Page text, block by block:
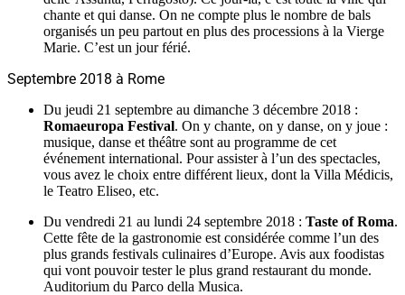
chante et qui danse. On ne compte plus le nombre de bals
organisés un peu partout en plus des processions à la Vierge
Marie. C’est un jour férié.
Septembre 2018 à Rome
Du jeudi 21 septembre au dimanche 3 décembre 2018 :
Romaeuropa Festival. On y chante, on y danse, on y joue :
musique, danse et théâtre sont au programme de cet
événement international. Pour assister à l’un des spectacles,
vous avez le choix entre différent lieux, dont la Villa Médicis,
le Teatro Eliseo, etc.
Du vendredi 21 au lundi 24 septembre 2018 : Taste of Roma.
Cette fête de la gastronomie est considérée comme l’un des
plus grands festivals culinaires d’Europe. Avis aux foodistas
qui vont pouvoir tester le plus grand restaurant du monde.
Auditorium du Parco della Musica.